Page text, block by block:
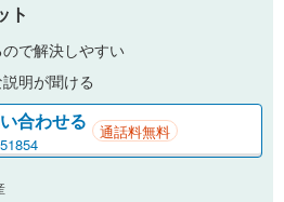
ト
で解決しやすい
明が聞ける
合わせる 通話料無料